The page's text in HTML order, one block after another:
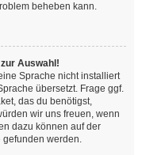
beheben kann.
Auswahl!
Sprache nicht installiert
übersetzt. Frage ggf.
das du benötigst,
wir uns freuen, wenn
dazu können auf der
gefunden werden.